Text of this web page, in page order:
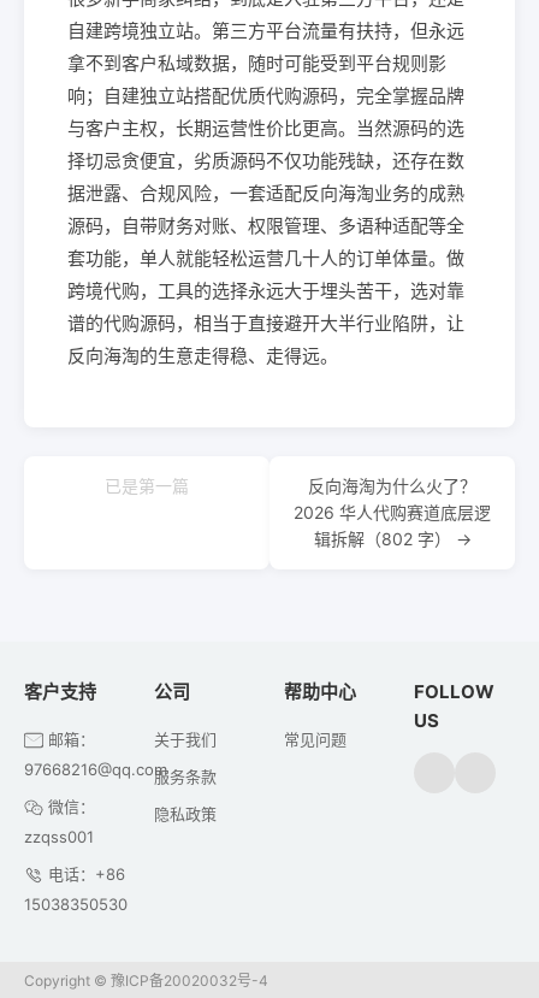
自建跨境独立站。第三方平台流量有扶持，但永远
拿不到客户私域数据，随时可能受到平台规则影
响；自建独立站搭配优质代购源码，完全掌握品牌
与客户主权，长期运营性价比更高。当然源码的选
择切忌贪便宜，劣质源码不仅功能残缺，还存在数
据泄露、合规风险，一套适配反向海淘业务的成熟
源码，自带财务对账、权限管理、多语种适配等全
套功能，单人就能轻松运营几十人的订单体量。做
跨境代购，工具的选择永远大于埋头苦干，选对靠
谱的代购源码，相当于直接避开大半行业陷阱，让
反向海淘的生意走得稳、走得远。
已是第一篇
反向海淘为什么火了？
2026 华人代购赛道底层逻
辑拆解（802 字） →
客户支持
邮箱：
97668216@qq.com
微信：
zzqss001
电话：+86
15038350530
公司
关于我们
服务条款
隐私政策
帮助中心
常见问题
FOLLOW
US
Copyright © 豫ICP备20020032号-4